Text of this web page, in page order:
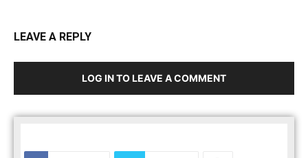
LEAVE A REPLY
LOG IN TO LEAVE A COMMENT